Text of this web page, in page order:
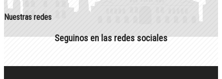
Nuestras redes
Seguinos en las redes sociales